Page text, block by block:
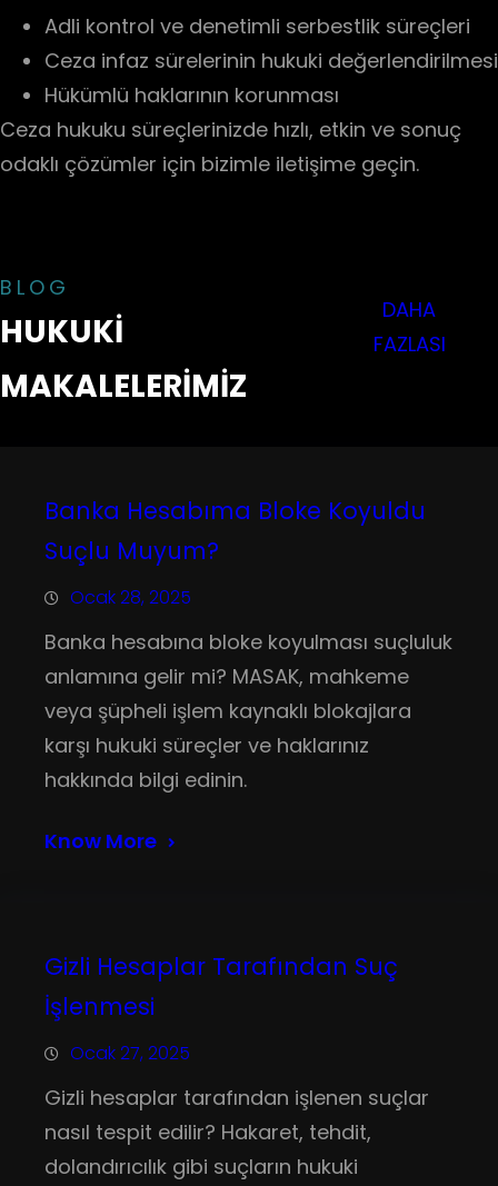
Adli kontrol ve denetimli serbestlik süreçleri
Ceza infaz sürelerinin hukuki değerlendirilmesi
Hükümlü haklarının korunması
Ceza hukuku süreçlerinizde hızlı, etkin ve sonuç
odaklı çözümler için bizimle iletişime geçin.
BLOG
HUKUKİ
MAKALELERİMİZ
DAHA
FAZLASI
Banka Hesabıma Bloke Koyuldu
Suçlu Muyum?
Ocak 28, 2025
Banka hesabına bloke koyulması suçluluk
anlamına gelir mi? MASAK, mahkeme
veya şüpheli işlem kaynaklı blokajlara
karşı hukuki süreçler ve haklarınız
hakkında bilgi edinin.
Know More
Gizli Hesaplar Tarafından Suç
İşlenmesi
Ocak 27, 2025
Gizli hesaplar tarafından işlenen suçlar
nasıl tespit edilir? Hakaret, tehdit,
dolandırıcılık gibi suçların hukuki